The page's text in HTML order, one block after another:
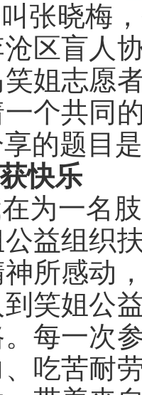
张晓梅
区盲人
姐志愿
一个共同
享的题目
快乐
为一名
益组织
所感动
笑姐公
每一次
吃苦耐